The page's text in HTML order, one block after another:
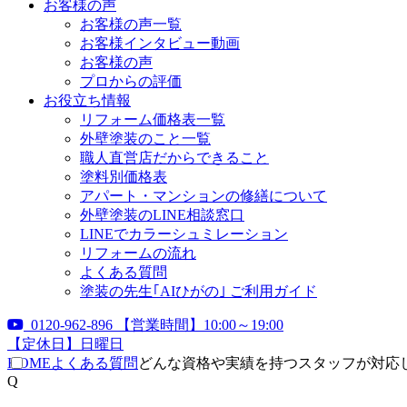
お客様の声
お客様の声一覧
お客様インタビュー動画
お客様の声
プロからの評価
お役立ち情報
リフォーム価格表一覧
外壁塗装のこと一覧
職人直営店だからできること
塗料別価格表
アパート・マンションの修繕について
外壁塗装のLINE相談窓口
LINEでカラーシュミレーション
リフォームの流れ
よくある質問
塗装の先生｢AIひがの｣ ご利用ガイド
0120-962-896
【営業時間】10:00～19:00
【定休日】日曜日
HOMEよくある質問 どんな資格や実績を持つスタッフが対応
Q